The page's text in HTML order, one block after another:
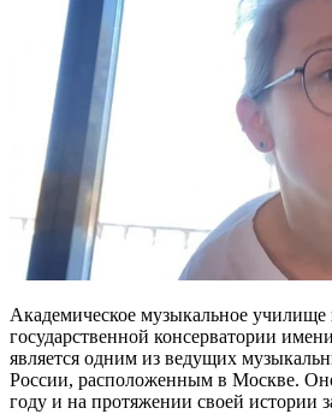
Академическое музыкальное
государственной консерватории
является одним из ведущих
России, расположенным в Москве.
году и на протяжении своей истории